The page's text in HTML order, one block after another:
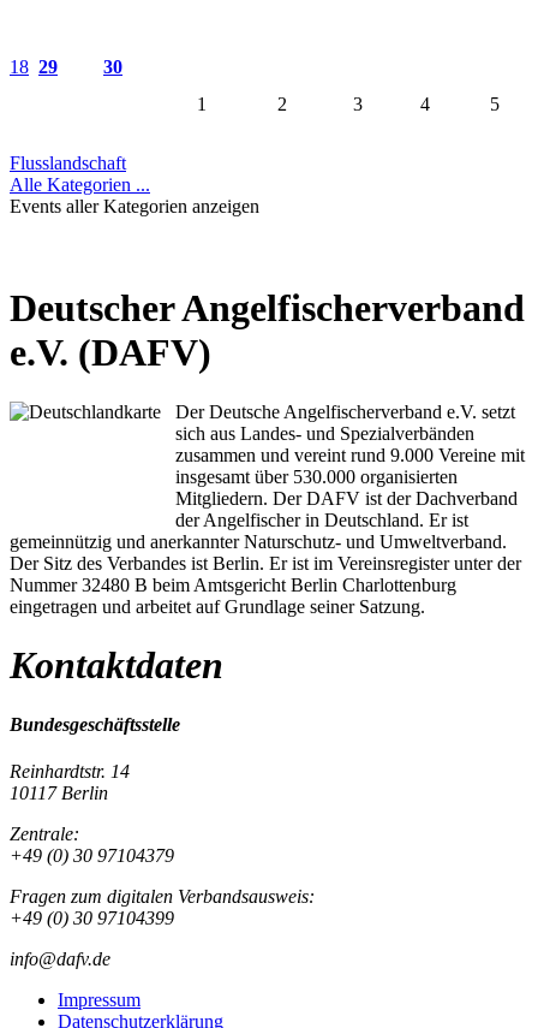
18 29
30
1
2 3 4 5
Flusslandschaft
Alle Kategorien ...
Events aller Kategorien anzeigen
Deutscher Angelfischerverband
e.V. (DAFV)
Der Deutsche Angelfischerverband e.V. setzt
sich aus Landes- und Spezialverbänden
zusammen und vereint rund 9.000 Vereine mit
insgesamt über 530.000 organisierten
Mitgliedern. Der DAFV ist der Dachverband
der Angelfischer in Deutschland. Er ist
gemeinnützig und anerkannter Naturschutz- und Umweltverband.
Der Sitz des Verbandes ist Berlin. Er ist im Vereinsregister unter der
Nummer 32480 B beim Amtsgericht Berlin Charlottenburg
eingetragen und arbeitet auf Grundlage seiner Satzung.
Kontaktdaten
Bundesgeschäftsstelle
Reinhardtstr. 14
10117 Berlin
Zentrale:
+49 (0) 30 97104379
Fragen zum digitalen Verbandsausweis:
+49 (0) 30 97104399
info@dafv.de
Impressum
Datenschutzerklärung